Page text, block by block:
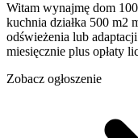
Witam wynajmę dom
kuchnia działka 500 m2
odświeżenia lub
miesięcznie plus
Zobacz ogłoszenie